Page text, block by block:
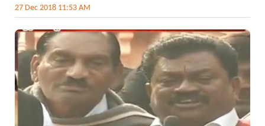
27 Dec 2018 11:53 AM